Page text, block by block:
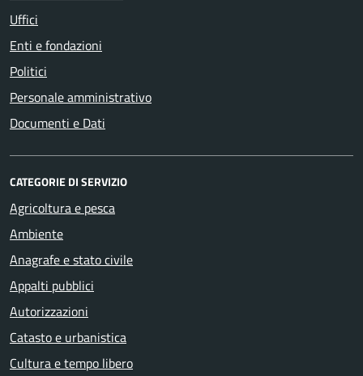
Uffici
Enti e fondazioni
Politici
Personale amministrativo
Documenti e Dati
CATEGORIE DI SERVIZIO
Agricoltura e pesca
Ambiente
Anagrafe e stato civile
Appalti pubblici
Autorizzazioni
Catasto e urbanistica
Cultura e tempo libero